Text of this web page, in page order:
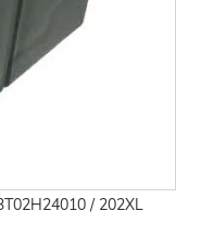
/ 202XL